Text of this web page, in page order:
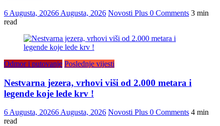
6 Augusta, 20266 Augusta, 2026 Novosti Plus 0 Comments 3 min
read
Odmor i putovanje Poslednje vijesti
Nestvarna jezera, vrhovi viši od 2.000 metara i
legende koje lede krv !
6 Augusta, 20266 Augusta, 2026 Novosti Plus 0 Comments 4 min
read